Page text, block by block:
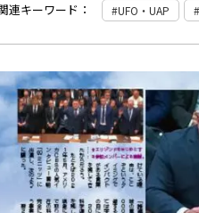
連キーワード： UFO・UAP